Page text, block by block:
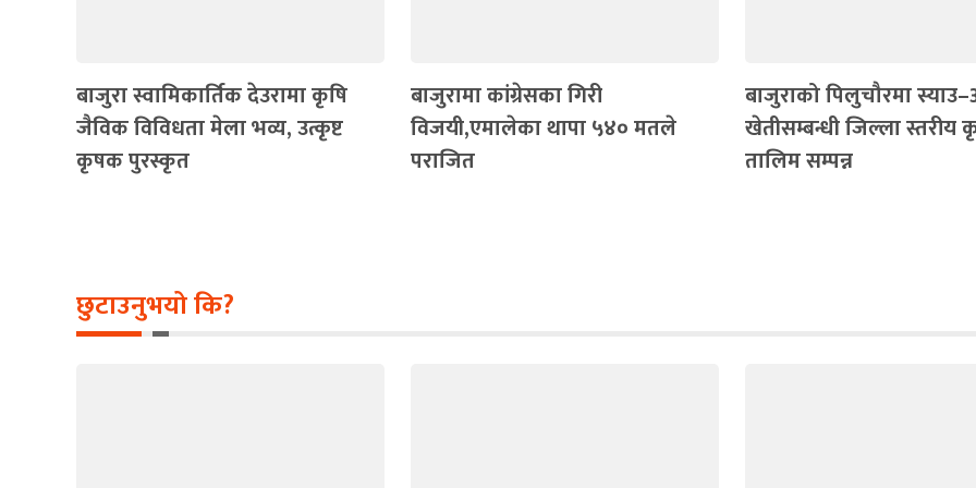
बाजुरा स्वामिकार्तिक देउरामा कृषि
जैविक विविधता मेला भव्य, उत्कृष्ट
कृषक पुरस्कृत
बाजुरामा कांग्रेसका गिरी
विजयी,एमालेका थापा ५४० मतले
पराजित
बाजुराको पिलुचौरमा
खेतीसम्बन्धी जिल्ला
तालिम सम्पन्न
छुटाउनुभयो कि?